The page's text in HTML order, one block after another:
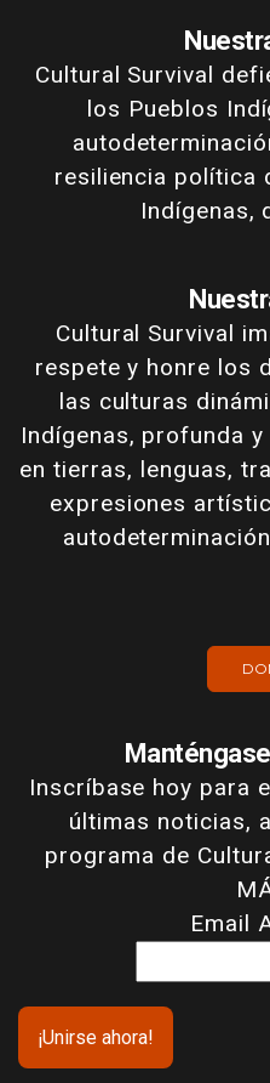
Cultural Survival
los Pueblos
resiliencia política
Indígenas,
Cultural Survival
respete y honre los
las culturas
Indígenas, profunda
en tierras, lenguas,
expresiones
Inscríbase hoy para
últimas noticias,
programa de
Email